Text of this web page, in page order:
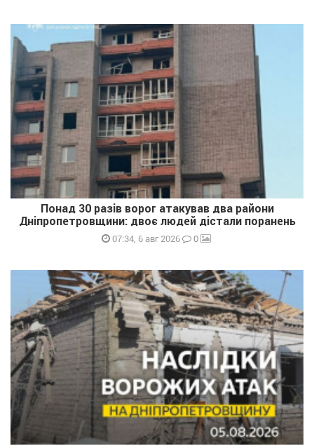
Понад 30 разів ворог атакував два райони
Дніпропетровщини: двоє людей дістали поранень
07:34, 6 авг 2026 0